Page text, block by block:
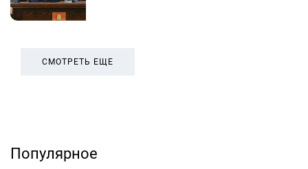
СМОТРЕТЬ ЕЩЕ
Популярное